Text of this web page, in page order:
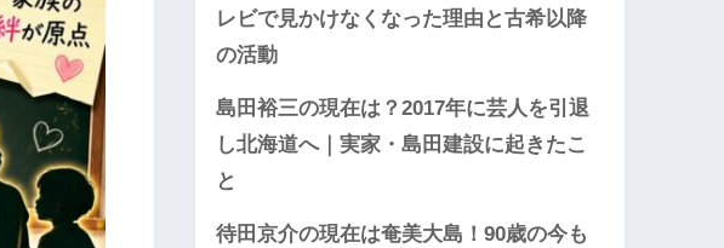
レビで見かけなくなった理由と古希以降
の活動
島田裕三の現在は？2017年に芸人を引退
し北海道へ｜実家・島田建設に起きたこ
と
待田京介の現在は奄美大島！90歳の今も